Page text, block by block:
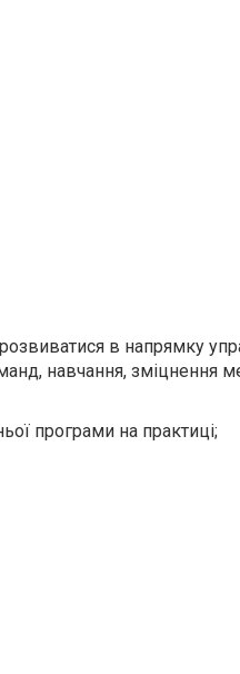
в напрямку
навчання, зміцнення
програми на практиці;